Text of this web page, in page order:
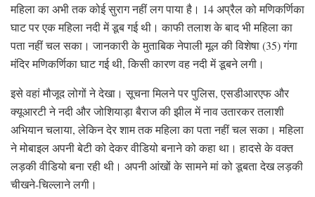
महिला का अभी तक कोई सुराग नहीं लग पाया है। 14 अप्रैल को मणिकर्णिका
घाट पर एक महिला नदी में डूब गई थी। काफी तलाश के बाद भी महिला का
पता नहीं चल सका। जानकारी के मुताबिक नेपाली मूल की विशेषा (35) गंगा
मंदिर मणिकर्णिका घाट गई थी, किसी कारण वह नदी में डूबने लगी।
इसे वहां मौजूद लोगों ने देखा। सूचना मिलने पर पुलिस, एसडीआरएफ और
क्यूआरटी ने नदी और जोशियाड़ा बैराज की झील में नाव उतारकर तलाशी
अभियान चलाया, लेकिन देर शाम तक महिला का पता नहीं चल सका। महिला
ने मोबाइल अपनी बेटी को देकर वीडियो बनाने को कहा था। हादसे के वक्त
लड़की वीडियो बना रही थी। अपनी आंखों के सामने मां को डूबता देख लड़की
चीखने-चिल्लाने लगी।